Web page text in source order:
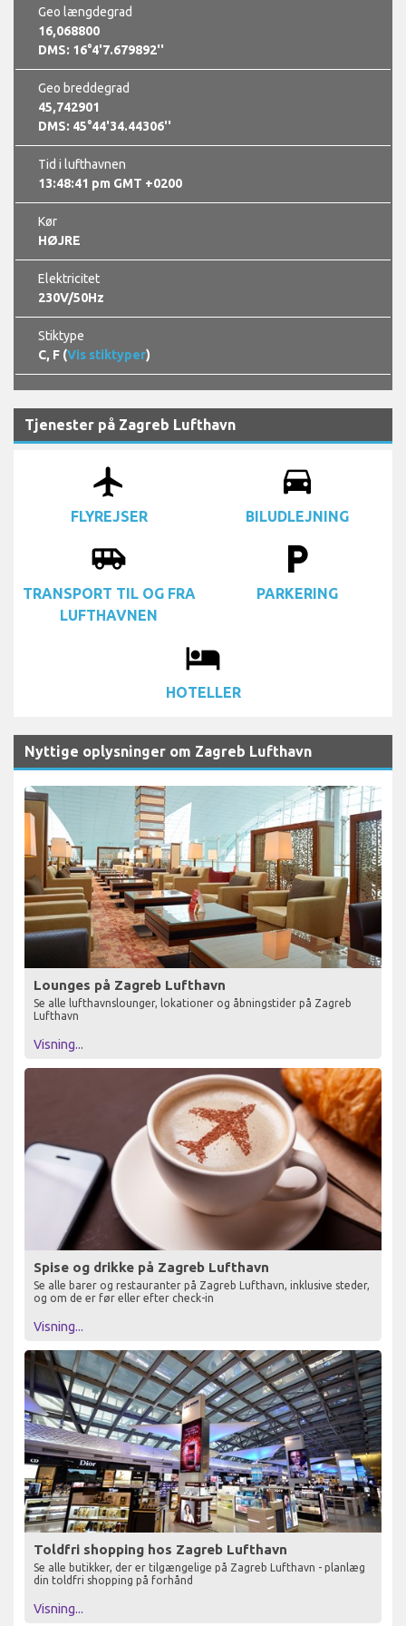
Geo længdegrad
16,068800
DMS: 16°4'7.679892''
Geo breddegrad
45,742901
DMS: 45°44'34.44306''
Tid i lufthavnen
13:48:42 pm GMT +0200
Kør
HØJRE
Elektricitet
230V/50Hz
Stiktype
C, F (Vis stiktyper)
Tjenester på Zagreb Lufthavn
airplanemode_active
FLYREJSER
drive_eta
BILUDLEJNING
airport_shuttle
TRANSPORT TIL OG FRA
LUFTHAVNEN
local_parking
PARKERING
local_hotel
HOTELLER
Nyttige oplysninger om Zagreb Lufthavn
Lounges på Zagreb Lufthavn
Se alle lufthavnslounger, lokationer og åbningstider på Zagreb
Lufthavn
Visning...
Spise og drikke på Zagreb Lufthavn
Se alle barer og restauranter på Zagreb Lufthavn, inklusive steder,
og om de er før eller efter check-in
Visning...
Toldfri shopping hos Zagreb Lufthavn
Se alle butikker, der er tilgængelige på Zagreb Lufthavn - planlæg
din toldfri shopping på forhånd
Visning...